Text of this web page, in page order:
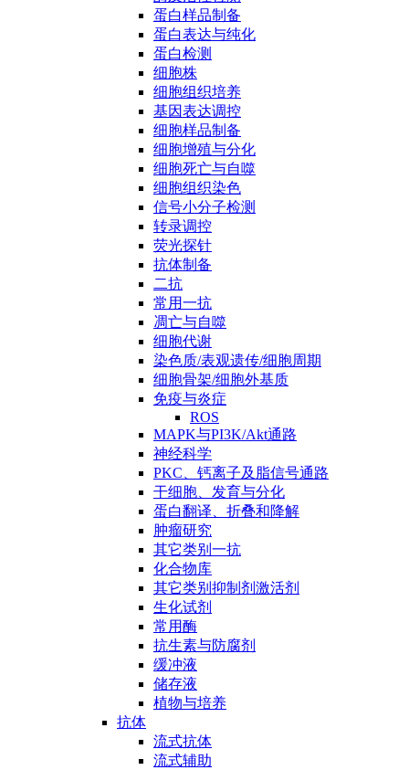
蛋白样品制备
蛋白表达与纯化
蛋白检测
细胞株
细胞组织培养
基因表达调控
细胞样品制备
细胞增殖与分化
细胞死亡与自噬
细胞组织染色
信号小分子检测
转录调控
荧光探针
抗体制备
二抗
常用一抗
凋亡与自噬
细胞代谢
染色质/表观遗传/细胞周期
细胞骨架/细胞外基质
免疫与炎症
ROS
MAPK与PI3K/Akt通路
神经科学
PKC、钙离子及脂信号通路
干细胞、发育与分化
蛋白翻译、折叠和降解
肿瘤研究
其它类别一抗
化合物库
其它类别抑制剂激活剂
生化试剂
常用酶
抗生素与防腐剂
缓冲液
储存液
植物与培养
抗体
流式抗体
流式辅助